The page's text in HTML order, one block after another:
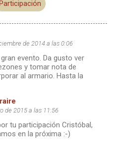
Participación
de 2014 a las 0:06
evento. Da gusto ver
y tomar nota de
al armario. Hasta la
de 2015 a las 11:56
tu participación Cristóbal,
en la próxima :-)